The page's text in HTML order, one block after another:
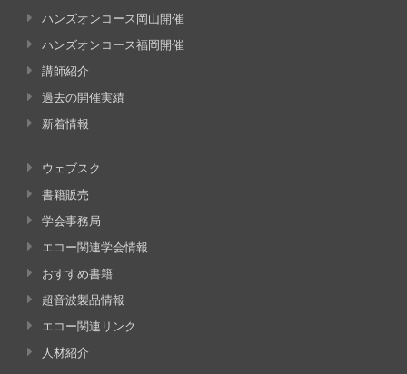
ハンズオンコース岡山開催
ハンズオンコース福岡開催
講師紹介
過去の開催実績
新着情報
ウェブスク
書籍販売
学会事務局
エコー関連学会情報
おすすめ書籍
超音波製品情報
エコー関連リンク
人材紹介